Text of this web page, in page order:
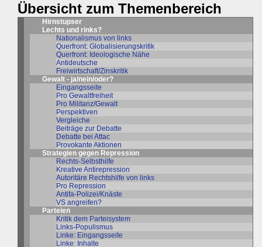
Übersicht zum Themenbereich
Hirnstupser
Lechts und rinks?
Nationalismus von links
Querfront: Globalisierungskritik
Querfront: Ideologische Nähe
Antideutsche
Freiwirtschaft/Zinskritik
Gewalt - ja/nein/oder?
Eingangsseite
Pro Gewaltfreiheit
Pro Militanz/Gewalt
Perspektiven
Vergleiche
Beiträge zur Debatte
Debatte bei Attac
Provokante Aktionen
Strategien gegen Repression
Rechts-Selbsthilfe
Kreative Antirepression
Autoritäre Rechtshilfe von links
Pro Repression
Antifa-Polizei/Knäste
VS angreifen?
Parteien
Kritik dem Parteisystem
Links-Populismus
Linke: Eingangsseite
Linke: Inhalte